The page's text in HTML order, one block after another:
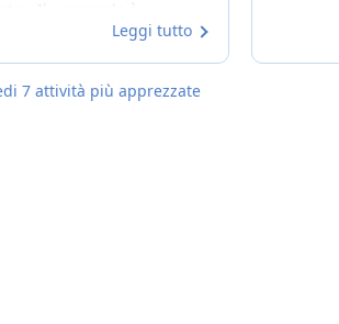
la pulizia impeccabile e
nota negativa.
Leggi tutto
7 attività più apprezzate